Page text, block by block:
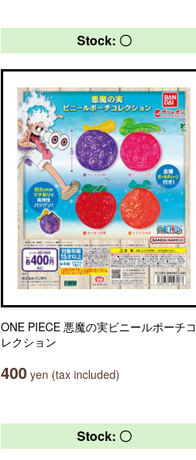
Stock: 〇
ONE PIECE 悪魔の実ビニールポーチコ
レクション
400 yen (tax included)
Stock: 〇